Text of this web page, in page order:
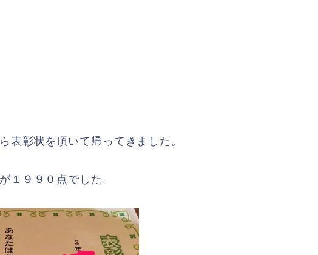
表彰状を頂いて帰ってきました。
１９９０点でした。